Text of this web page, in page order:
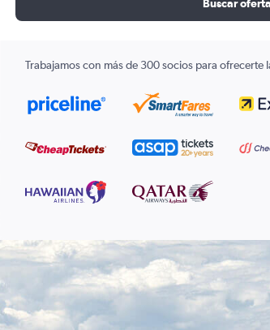
Buscar
Trabajamos con más de 300 socios para ofrecerte